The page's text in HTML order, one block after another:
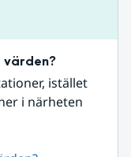
istället
i närheten